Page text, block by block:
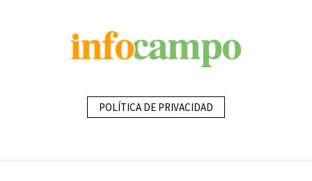
POLÍTICA DE PRIVACIDAD